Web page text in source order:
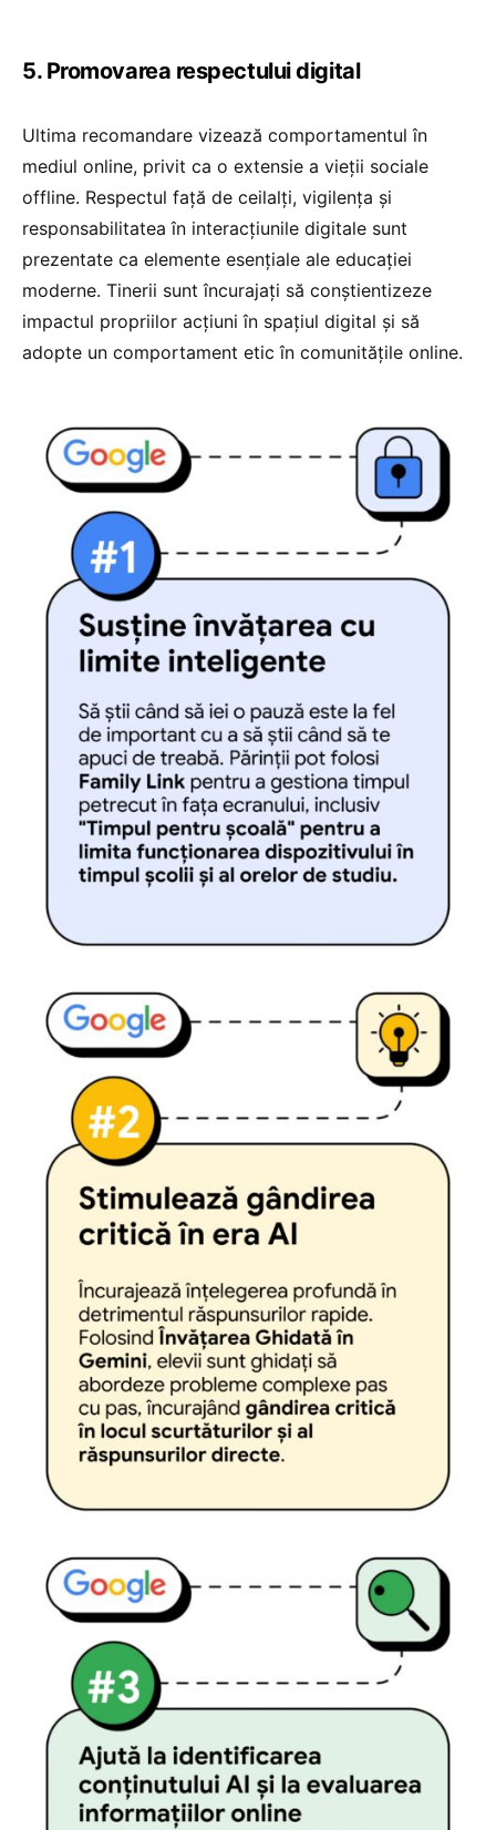
5. Promovarea respectului digital
Ultima recomandare vizează comportamentul în
mediul online, privit ca o extensie a vieții sociale
offline. Respectul față de ceilalți, vigilența și
responsabilitatea în interacțiunile digitale sunt
prezentate ca elemente esențiale ale educației
moderne. Tinerii sunt încurajați să conștientizeze
impactul propriilor acțiuni în spațiul digital și să
adopte un comportament etic în comunitățile online.